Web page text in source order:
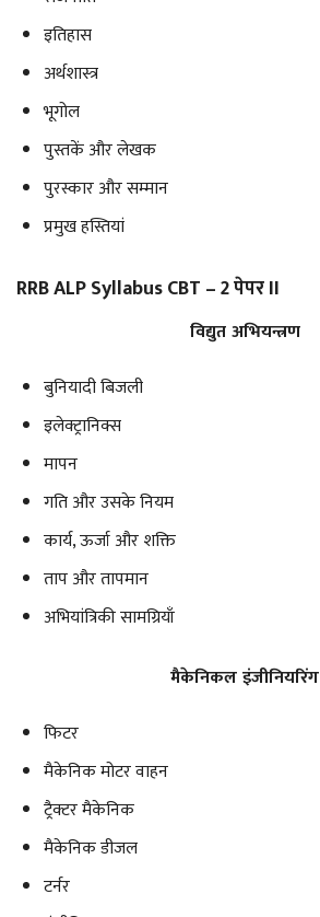
इतिहास
अर्थशास्त्र
भूगोल
पुस्तकें और लेखक
पुरस्कार और सम्मान
प्रमुख हस्तियां
RRB ALP Syllabus CBT – 2 पेपर II
विद्युत अभियन्त्रण
बुनियादी बिजली
इलेक्ट्रानिक्स
मापन
गति और उसके नियम
कार्य, ऊर्जा और शक्ति
ताप और तापमान
अभियांत्रिकी सामग्रियाँ
मैकेनिकल इंजीनियरिंग
फिटर
मैकेनिक मोटर वाहन
ट्रैक्टर मैकेनिक
मैकेनिक डीजल
टर्नर